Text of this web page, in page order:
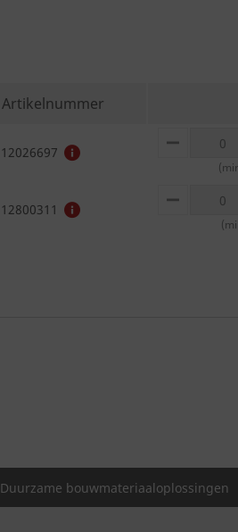
Artikelnummer
12026697 MINUS
12800311 MINUS
Duurzame bouwmateriaaloplossingen